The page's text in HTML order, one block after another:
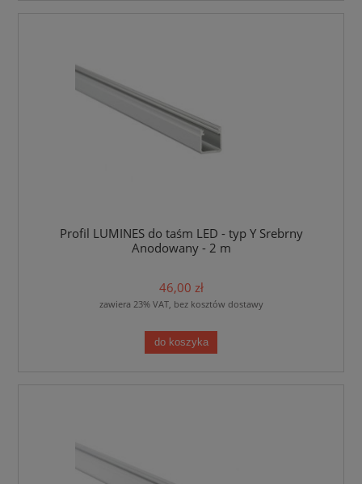
Profil LUMINES do taśm LED - typ Y Srebrny
Anodowany - 2 m
46,00 zł
zawiera 23% VAT, bez kosztów dostawy
do koszyka